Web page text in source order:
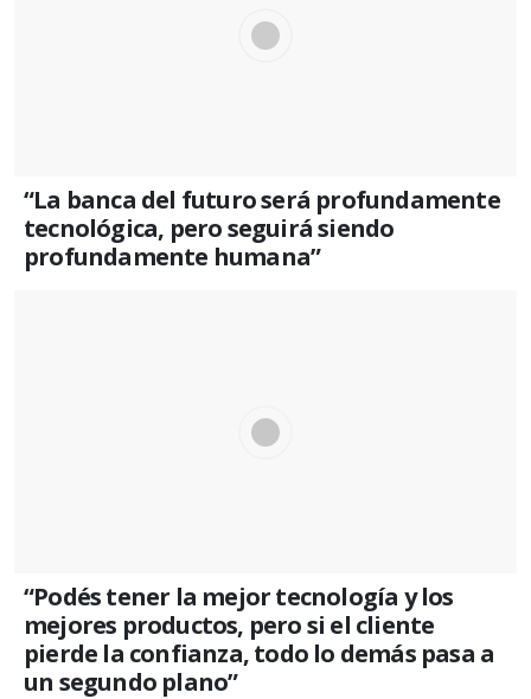
“La banca del futuro será profundamente
tecnológica, pero seguirá siendo
profundamente humana”
“Podés tener la mejor tecnología y los
mejores productos, pero si el cliente
pierde la confianza, todo lo demás pasa a
un segundo plano”